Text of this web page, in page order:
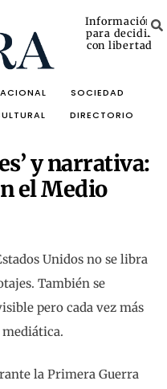
Información
para decidir
con libertad
SOCIEDAD
DIRECTORIO
y narrativa:
el Medio
Unidos no se libra
También se
pero cada vez más
la Primera Guerra